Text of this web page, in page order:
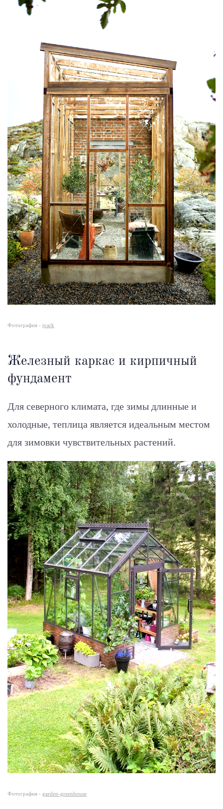
Фотография - jvark
Железный каркас и кирпичный
фундамент
Для северного климата, где зимы длинные и
холодные, теплица является идеальным местом
для зимовки чувствительных растений.
Фотография - garden-greenhouse